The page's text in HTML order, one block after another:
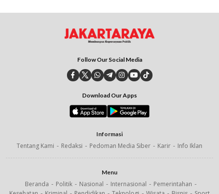
Follow Our Social Media
Download Our Apps
Informasi
Tentang Kami Redaksi Pedoman Media Siber Karir Info Iklan
Menu
Beranda Politik Nasional Internasional
Pemerintahan